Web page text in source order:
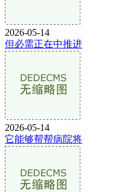
2026-05-14
但必需正在中推进
2026-05-14
它能够帮帮病院将